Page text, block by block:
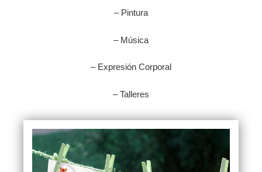
– Pintura
– Música
– Expresión Corporal
– Talleres